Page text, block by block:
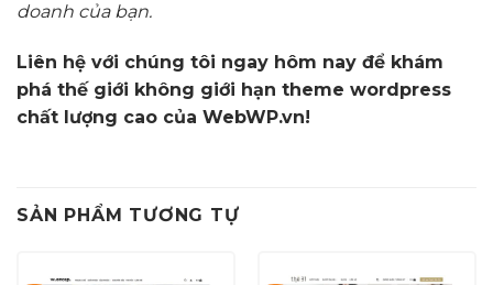
doanh của bạn.
Liên hệ với chúng tôi ngay hôm nay để khám
phá thế giới không giới hạn theme wordpress
chất lượng cao của WebWP.vn!
SẢN PHẨM TƯƠNG TỰ